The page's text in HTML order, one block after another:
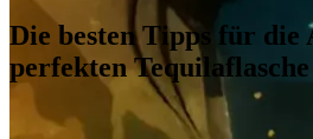
Die besten Tipps für die
perfekten Tequilaflasche